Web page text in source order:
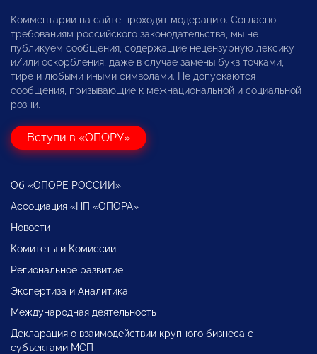
Комментарии на сайте проходят модерацию. Согласно
требованиям российского законодательства, мы не
публикуем сообщения, содержащие нецензурную лексику
и/или оскорбления, даже в случае замены букв точками,
тире и любыми иными символами. Не допускаются
сообщения, призывающие к межнациональной и социальной
розни.
Вступи в «ОПОРУ»
Об «ОПОРЕ РОССИИ»
Ассоциация «НП «ОПОРА»
Новости
Комитеты и Комиссии
Региональное развитие
Экспертиза и Аналитика
Международная деятельность
Декларация о взаимодействии крупного бизнеса с
субъектами МСП